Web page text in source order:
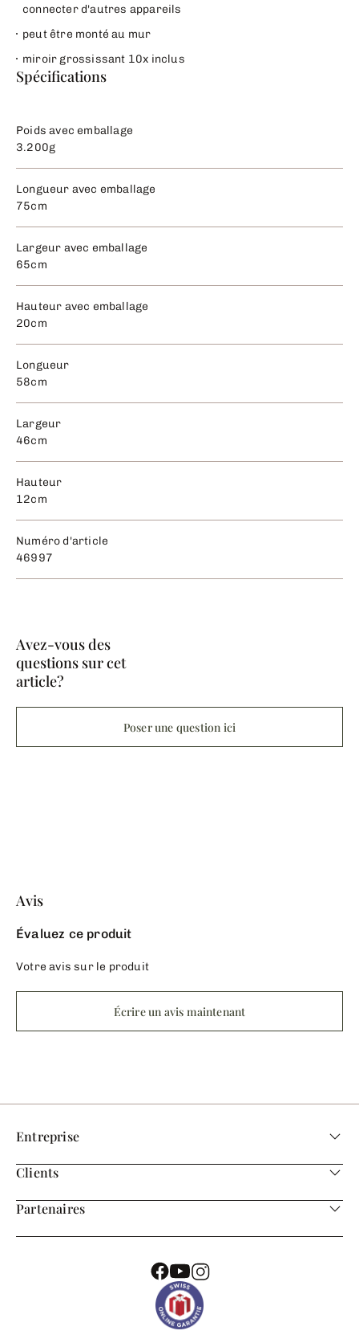
connecter d'autres appareils
peut être monté au mur
miroir grossissant 10x inclus
Spécifications
Poids avec emballage
3.200g
Longueur avec emballage
75cm
Largeur avec emballage
65cm
Hauteur avec emballage
20cm
Longueur
58cm
Largeur
46cm
Hauteur
12cm
Numéro d'article
46997
Avez-vous des
questions sur cet
article?
Poser une question ici
Avis
Évaluez ce produit
Votre avis sur le produit
Écrire un avis maintenant
Entreprise
Clients
Partenaires